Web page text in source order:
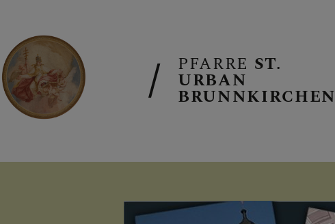
PFARRE
PFARRE ST.
URBAN
BRUNNKIRCHEN